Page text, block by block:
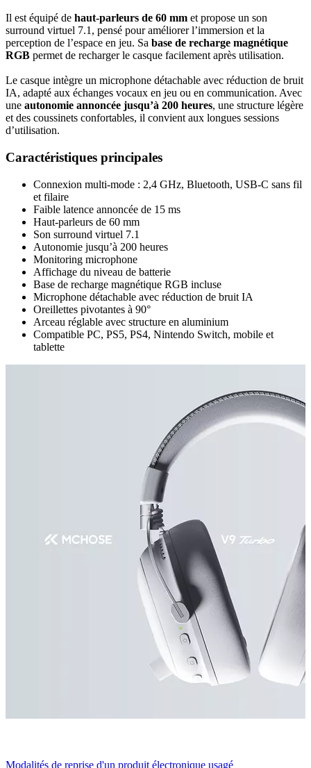
Il est équipé de haut-parleurs de 60 mm et propose un son
surround virtuel 7.1, pensé pour améliorer l’immersion et la
perception de l’espace en jeu. Sa base de recharge magnétique
RGB permet de recharger le casque facilement après utilisation.
Le casque intègre un microphone détachable avec réduction de bruit
IA, adapté aux échanges vocaux en jeu ou en communication. Avec
une autonomie annoncée jusqu’à 200 heures, une structure légère
et des coussinets confortables, il convient aux longues sessions
d’utilisation.
Caractéristiques principales
Connexion multi-mode : 2,4 GHz, Bluetooth, USB-C sans fil
et filaire
Faible latence annoncée de 15 ms
Haut-parleurs de 60 mm
Son surround virtuel 7.1
Autonomie jusqu’à 200 heures
Monitoring microphone
Affichage du niveau de batterie
Base de recharge magnétique RGB incluse
Microphone détachable avec réduction de bruit IA
Oreillettes pivotantes à 90°
Arceau réglable avec structure en aluminium
Compatible PC, PS5, PS4, Nintendo Switch, mobile et
tablette
Modalités de reprise d'un produit électronique usagé